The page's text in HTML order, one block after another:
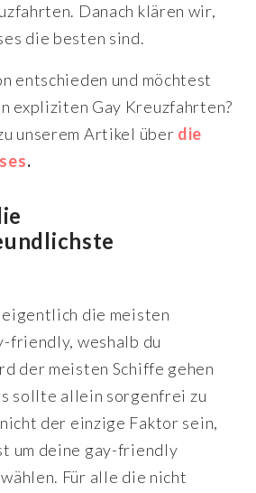
Danach klären wir,
die besten sind.
entschieden und möchtest
expliziten Gay Kreuzfahrten?
unserem Artikel über die
.
die meisten
friendly, weshalb du
der meisten Schiffe gehen
sollte allein sorgenfrei zu
der einzige Faktor sein,
um deine gay-friendly
Für alle die nicht